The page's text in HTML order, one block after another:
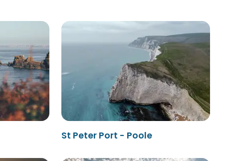
St Peter Port - Poole